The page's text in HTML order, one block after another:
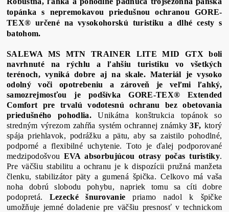
topánka s nepremokavou priedušnou ochranou GORE-
TEX® určené na vysokohorskú turistiku a dlhé cesty s
batohom.
SALEWA MS MTN TRAINER LITE MID GTX boli
navrhnuté na rýchlu a ľahšiu turistiku vo všetkých
terénoch, vyniká dobre aj na skale. Materiál je vysoko
odolný voči opotrebeniu a zároveň je veľmi ľahký,
samozrejmosťou je podšívka GORE-TEX® Extended
Comfort pre trvalú vodotesnú ochranu bez obetovania
priedušného pohodlia.Unikátna konštrukcia topánok so
stredným výrezom zahŕňa systém ochrannej známky 3F, ktorý
spája priehlavok, podrážku a pätu, aby sa zaistilo pohodlné,
podporné a flexibilné uchytenie. Toto je ďalej podporované
medzipodošvou EVA absorbujúcou otrasy počas turistiky.
Pre väčšiu stabilitu a ochranu je k dispozícii pružná manžeta
členku, stabilizátor päty a gumená špička. Celkovo má vaša
noha dobrú slobodu pohybu, napriek tomu sa cíti dobre
podopretá. Lezecké šnurovanie priamo nadol k špičke
umožňuje jemné doladenie pre väčšiu presnosť v technickom